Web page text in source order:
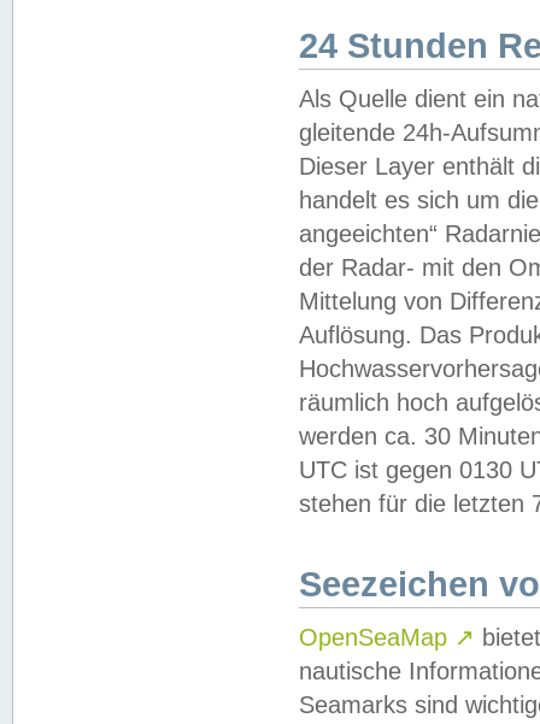
24 Stunden
Als Quelle dient ein
gleitende 24h-
Dieser Layer enthält
handelt es sich um
angeeichten“
der Radar- mit den
Mittelung von
Auflösung. Das
räumlich hoch
werden ca. 30
UTC ist gegen 0130
stehen für die letzten
Seezeichen
OpenSeaMap ↗
nautische
Seamarks sind